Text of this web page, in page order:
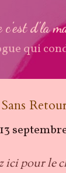
c'est d'la
qui
13
ici pour le